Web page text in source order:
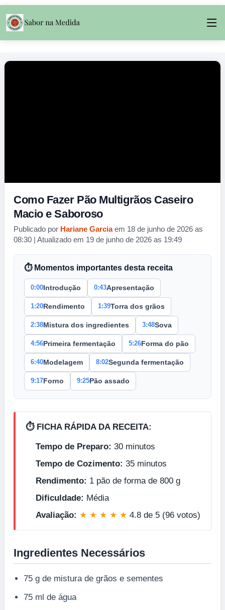
Como Fazer Pão Multigrãos Caseiro
Macio e Saboroso
Publicado por Hariane Garciaem 18 de junho de 2026 as
08:30 | Atualizado em 19 de junho de 2026 as 19:49
⏱ Momentos importantes desta receita
0:00 Introdução 0:43Apresentação
1:20 Rendimento 1:39Torra dos grãos
2:38Mistura dos ingredientes 3:48Sova
4:56 Primeira fermentação 5:26 Forma do pão
6:40Modelagem 8:02Segunda fermentação
9:17 Forno 9:25 Pão assado
⏱️ FICHA RÁPIDA DA RECEITA:
Tempo de Preparo: 30 minutos
Tempo de Cozimento: 35 minutos
Rendimento: 1 pão de forma de 800 g
Dificuldade: Média
Avaliação: ★ ★ ★ ★ ★ 4.8 de 5 (96 votos)
Ingredientes Necessários
75 g de mistura de grãos e sementes
75 ml de água